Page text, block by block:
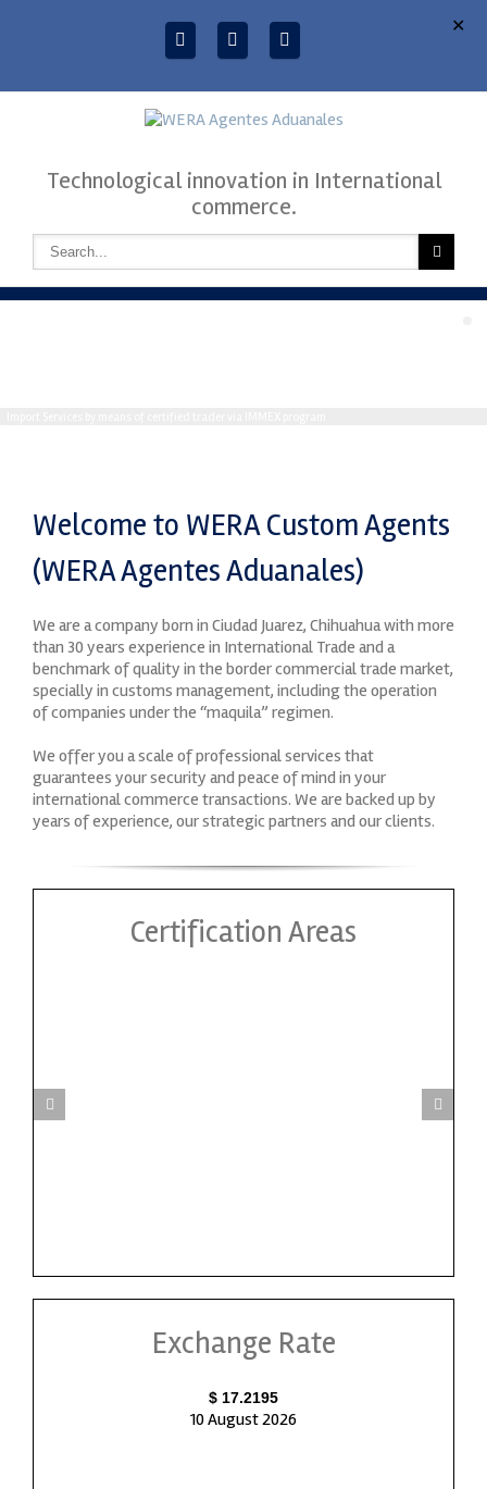
Technological innovation in International
commerce.
Welcome to WERA Custom Agents
(WERA Agentes Aduanales)
We are a company born in Ciudad Juarez, Chihuahua with more
than 30 years experience in International Trade and a
benchmark of quality in the border commercial trade market,
specially in customs management, including the operation
of companies under the “maquila” regimen.
We offer you a scale of professional services that
guarantees your security and peace of mind in your
international commerce transactions. We are backed up by
years of experience, our strategic partners and our clients.
Certification Areas
Exchange Rate
$ 17.2195
10 August 2026
✕